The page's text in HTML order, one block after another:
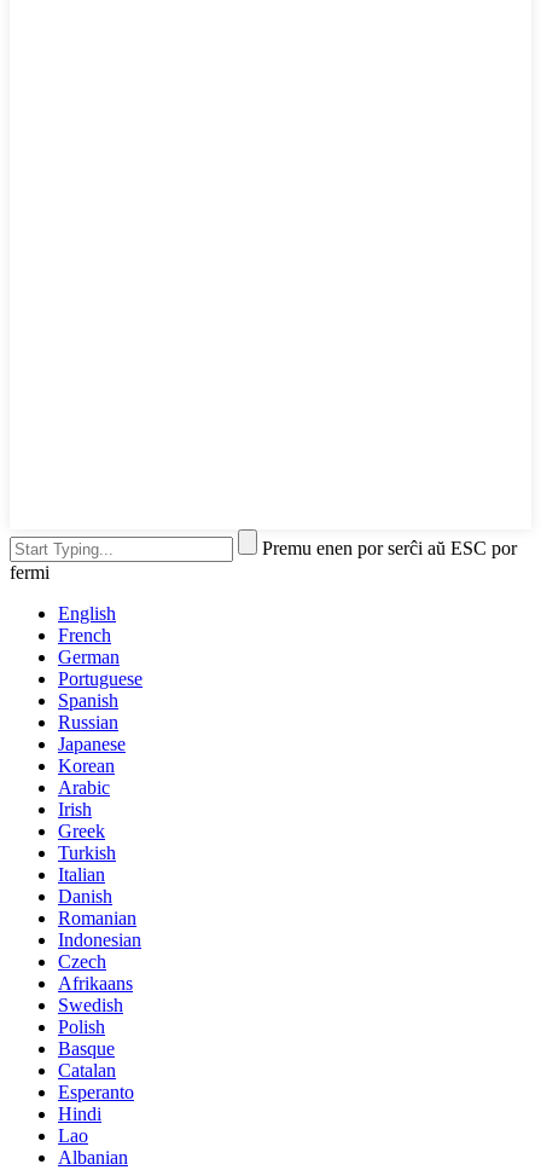
Premu enen por serĉi aŭ ESC por
fermi
English
French
German
Portuguese
Spanish
Russian
Japanese
Korean
Arabic
Irish
Greek
Turkish
Italian
Danish
Romanian
Indonesian
Czech
Afrikaans
Swedish
Polish
Basque
Catalan
Esperanto
Hindi
Lao
Albanian